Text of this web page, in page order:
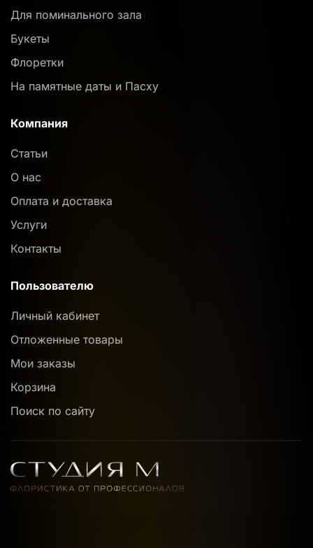
Для поминального зала
Букеты
Флоретки
На памятные даты и Пасху
Компания
Статьи
О нас
Оплата и доставка
Услуги
Контакты
Пользователю
Личный кабинет
Отложенные товары
Мои заказы
Корзина
Поиск по сайту